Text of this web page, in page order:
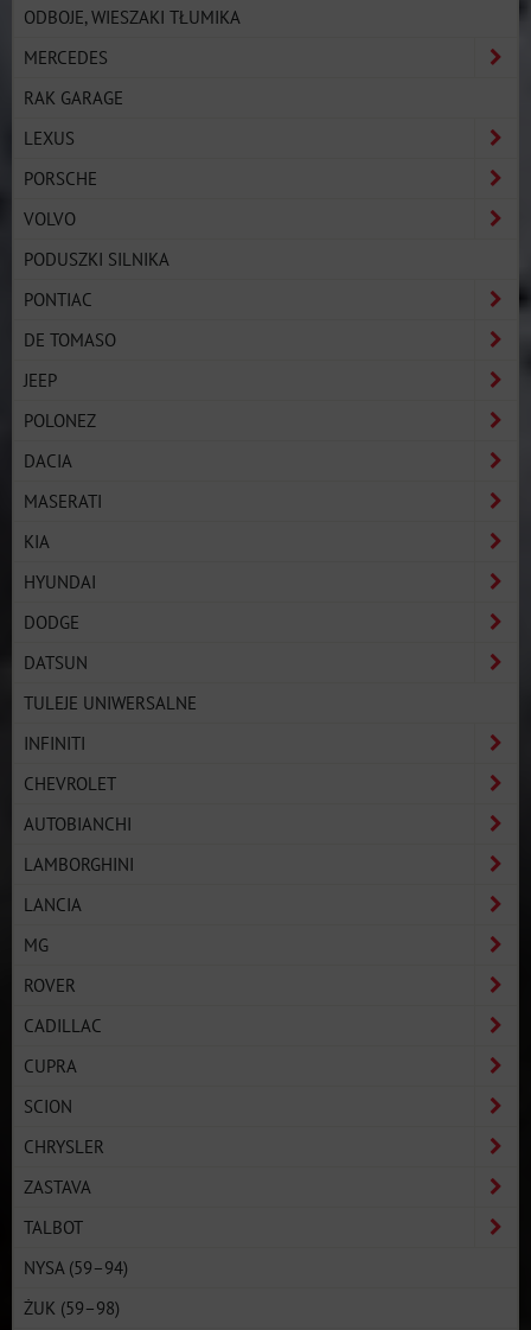
ODBOJE, WIESZAKI TŁUMIKA
MERCEDES
RAK GARAGE
LEXUS
PORSCHE
VOLVO
PODUSZKI SILNIKA
PONTIAC
DE TOMASO
JEEP
POLONEZ
DACIA
MASERATI
KIA
HYUNDAI
DODGE
DATSUN
TULEJE UNIWERSALNE
INFINITI
CHEVROLET
AUTOBIANCHI
LAMBORGHINI
LANCIA
MG
ROVER
CADILLAC
CUPRA
SCION
CHRYSLER
ZASTAVA
TALBOT
NYSA (59–94)
ŻUK (59–98)